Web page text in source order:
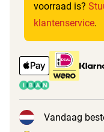
voorraad is?
klantenservice.
Vandaag